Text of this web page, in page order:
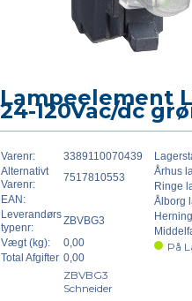
Lampeelement
24-120Vac/dc
Varenr:
3389110070439
Alternativt
Varenr:
7517810553
EAN:
Leverandørs
typenr:
ZBVBG3
Vægt (kg):
0,00
Total Afgifter 0,00
ZBVBG3
Schneider
Århus
Ringe
Ålborg
På